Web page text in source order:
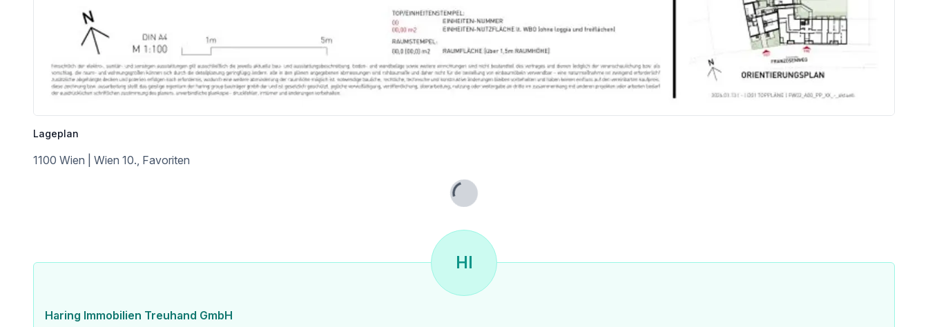
U-Bahn <650m
Straßenbahn <2.525m
Bahnhof <625m
Autobahnanschluss <1.425m
Angaben Entfernung Luftlinie / Quelle: OpenStreetMap
Lageplan
1100 Wien | Wien 10., Favoriten
Lade...
HI
Haring Immobilien Treuhand GmbH